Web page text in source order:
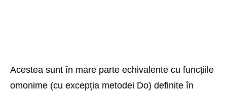
Acestea sunt în mare parte echivalente cu funcțiile
omonime (cu excepția metodei Do) definite în